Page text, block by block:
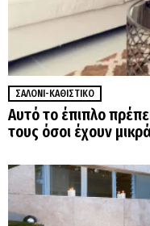
ΣΑΛΌΝΙ-ΚΑΘΙΣΤΙΚΌ
Αυτό το έπιπλο
τους όσοι έχουν